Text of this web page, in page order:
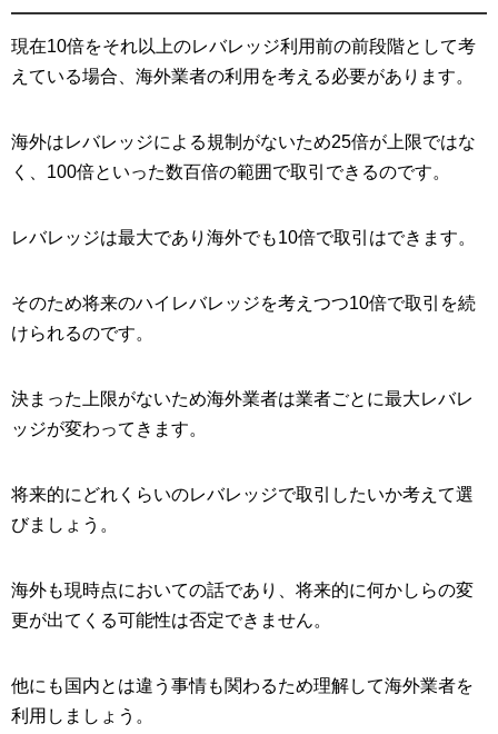
現在10倍をそれ以上のレバレッジ利用前の前段階として考
えている場合、海外業者の利用を考える必要があります。
海外はレバレッジによる規制がないため25倍が上限ではな
く、100倍といった数百倍の範囲で取引できるのです。
レバレッジは最大であり海外でも10倍で取引はできます。
そのため将来のハイレバレッジを考えつつ10倍で取引を続
けられるのです。
決まった上限がないため海外業者は業者ごとに最大レバレ
ッジが変わってきます。
将来的にどれくらいのレバレッジで取引したいか考えて選
びましょう。
海外も現時点においての話であり、将来的に何かしらの変
更が出てくる可能性は否定できません。
他にも国内とは違う事情も関わるため理解して海外業者を
利用しましょう。